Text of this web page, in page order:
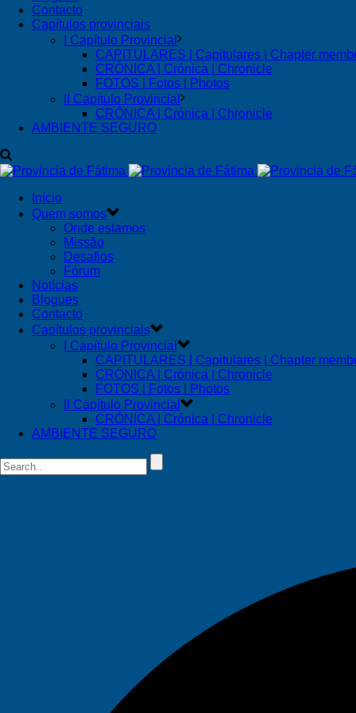
Contacto
Capítulos provinciais
I Capítulo Provincial
CAPITULARES | Capitulares | Chapter
CRÓNICA | Crónica | Chronicle
FOTOS | Fotos | Photos
II Capítulo Provincial
CRÓNICA | Crónica | Chronicle
AMBIENTE SEGURO
Início
Quem somos
Onde estamos
Missão
Desafios
Fórum
Notícias
Blogues
Contacto
Capítulos provinciais
I Capítulo Provincial
CAPITULARES | Capitulares | Chapter
CRÓNICA | Crónica | Chronicle
FOTOS | Fotos | Photos
II Capítulo Provincial
CRÓNICA | Crónica | Chronicle
AMBIENTE SEGURO